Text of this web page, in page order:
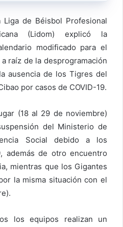
Liga de Béisbol Profesional
(Lidom) explicó la
modificado para el
raíz de la desprogramación
ausencia de los Tigres del
por casos de COVID-19.
(18 al 29 de noviembre)
del Ministerio de
Social debido a los
además de otro encuentro
mientras que los Gigantes
la misma situación con el
los equipos realizan un